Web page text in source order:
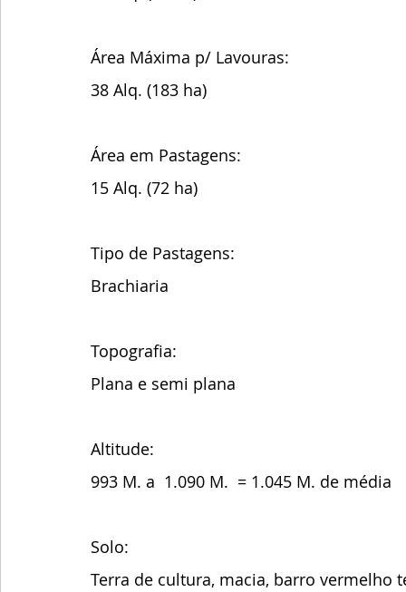
Área Máxima p/ Lavouras:
38 Alq. (183 ha)
Área em Pastagens:
15 Alq. (72 ha)
Tipo de Pastagens:
Brachiaria
Topografia:
Plana e semi plana
Altitude:
993 M. a  1.090 M.  = 1.045 M. de média
Solo:
Terra de cultura, macia, barro vermelho